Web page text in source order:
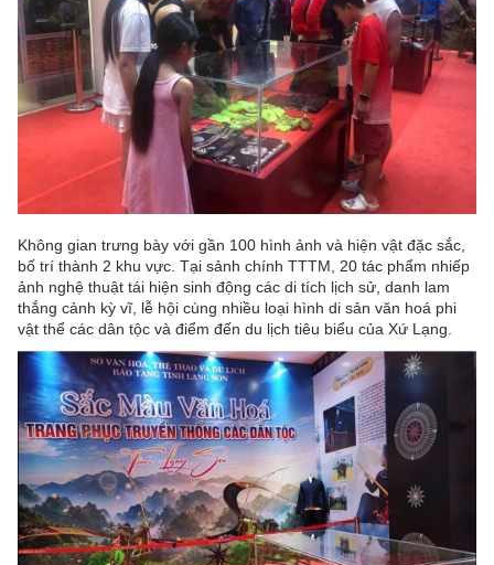
Không gian trưng bày với gần 100 hình ảnh và hiện vật đặc sắc,
bố trí thành 2 khu vực. Tại sảnh chính TTTM, 20 tác phẩm nhiếp
ảnh nghệ thuật tái hiện sinh động các di tích lịch sử, danh lam
thắng cảnh kỳ vĩ, lễ hội cùng nhiều loại hình di sản văn hoá phi
vật thể các dân tộc và điểm đến du lịch tiêu biểu của Xứ Lạng.